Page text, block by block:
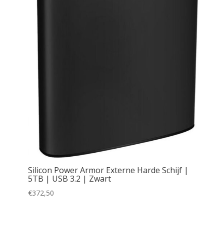
Silicon Power Armor Externe Harde Schijf |
5TB | USB 3.2 | Zwart
€372,50